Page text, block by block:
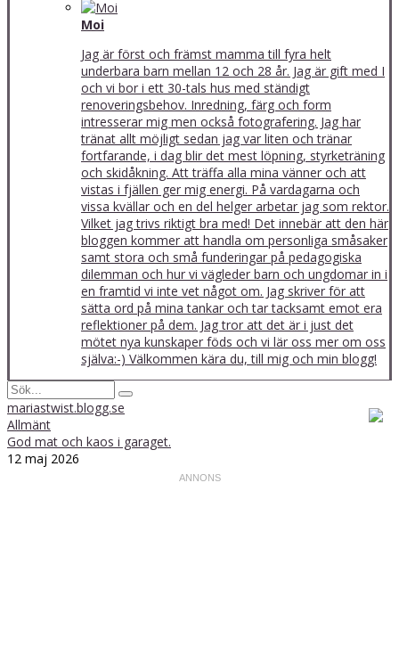
Moi
Jag är först och främst mamma till fyra helt
underbara barn mellan 12 och 28 år. Jag är gift med I
och vi bor i ett 30-tals hus med ständigt
renoveringsbehov. Inredning, färg och form
intresserar mig men också fotografering. Jag har
tränat allt möjligt sedan jag var liten och tränar
fortfarande, i dag blir det mest löpning, styrketräning
och skidåkning. Att träffa alla mina vänner och att
vistas i fjällen ger mig energi. På vardagarna och
vissa kvällar och en del helger arbetar jag som rektor.
Vilket jag trivs riktigt bra med! Det innebär att den här
bloggen kommer att handla om personliga småsaker
samt stora och små funderingar på pedagogiska
dilemman och hur vi vägleder barn och ungdomar in i
en framtid vi inte vet något om. Jag skriver för att
sätta ord på mina tankar och tar tacksamt emot era
reflektioner på dem. Jag tror att det är i just det
mötet nya kunskaper föds och vi lär oss mer om oss
själva:-) Välkommen kära du, till mig och min blogg!
mariastwist.blogg.se
Allmänt
God mat och kaos i garaget.
12 maj 2026